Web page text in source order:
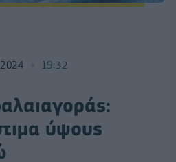
19:32
ύψους